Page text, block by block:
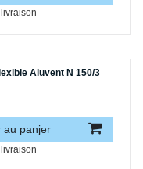
Aluvent N 150/3
au panjer